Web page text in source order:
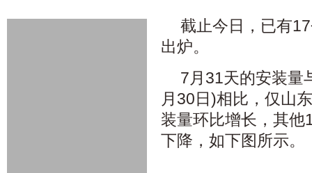
截止今日，已有
出炉。
7月31天的安装量
月30日)相比，仅山
装量环比增长，其
下降，如下图所示。